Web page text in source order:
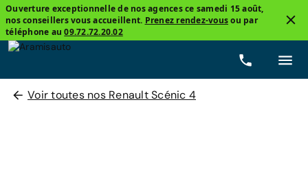
Ouverture exceptionnelle de nos agences ce samedi 15 août,
nos conseillers vous accueillent. Prenez rendez-vousou par
téléphone au09.72.72.20.02
Voir toutes nos Renault Scénic 4